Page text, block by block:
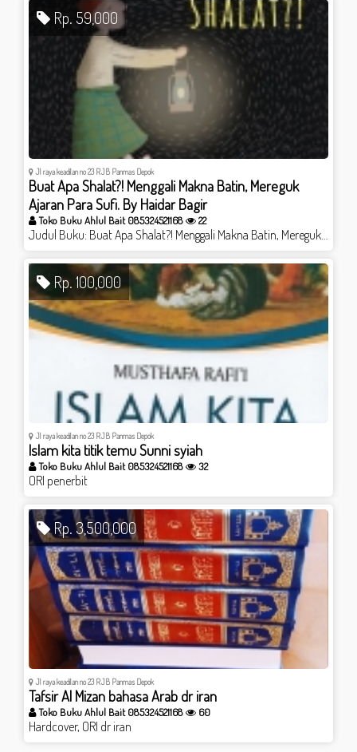
Rp. 59,000
Jl raya keadilan no 23 RJB Panmas Depok
Buat Apa Shalat?! Menggali Makna Batin, Mereguk
Ajaran Para Sufi. By Haidar Bagir
Toko Buku Ahlul Bait 085324521168 22
Judul Buku: Buat Apa Shalat?! Menggali Makna Batin, Mereguk Ajaran Para Sufi. Penulis: Haidar Bagir Jumlah Halaman: 272 Berat: 300 gr Jenis Cover: Soft Cover Kategori: Tasawuf Harga 59.000 Info pembelian 085324521168 tokobukuahlulbait.net Rasulullah Saw. bersabda, “Manakala seorang hamba menghadap kiblat dan mengucapkan ‘Allahu akbar’, dia akan bersih dari dosa laksana baru dilahirkan ibunya.” Shalat seharusnya adalah wahana privat yang di dalamnya percakapan seorang hamba dan Tuhan terjadi dengan begitu dalam dan mesra. Ungkapan Nabi, “Shalat adalah cahaya mataku,” melukiskan luapan kegembiraan yang beliau peroleh ketika shalat. Maka, tak ubahnya dengan yang terjadi pada Nabi Saw., shalat yang benar dapat menghasilkan kebahagiaan dan pencerahan (ilham dan kreativitas) bagi pelakunya. Inilah suatu keadaan yang, oleh Mihaly Csikszentmihalyi—seorang tokoh psikologi positif terkemuka—disebut flow. Buku, yang disusun oleh seseorang yang memiliki concern terhadap Tasawuf (positif) dan Filsafat Islam, ini merupakan upaya untuk menampilkan shalat sebagai jawaban atas kebutuhan eksistensial dan intelektual manusia modern akan kebahagiaan dan pencerahan hidup. Terbagi dalam dua bagian, Bagian Pertama menjelaskan hakikat dan makna shalat yang benar, yang bisa melahirkan kebahagiaan dan pencerahan hidup, berikut konsekuensi komitmen sosialnya. Bagian Kedua—yakni, bagian terpenting buku ini—merupakan penjelasan sekaligus bimbingan dari para sufi besar dan filosof tentang apa dan bagaimana shalat yang sebenarnya itu.
Rp. 100,000
Jl raya keadilan no 23 RJB Panmas Depok
Islam kita titik temu Sunni syiah
Toko Buku Ahlul Bait 085324521168 32
ORI penerbit
Rp. 3,500,000
Jl raya keadilan no 23 RJB Panmas Depok
Tafsir Al Mizan bahasa Arab dr iran
Toko Buku Ahlul Bait 085324521168 60
Hardcover, ORI dr iran